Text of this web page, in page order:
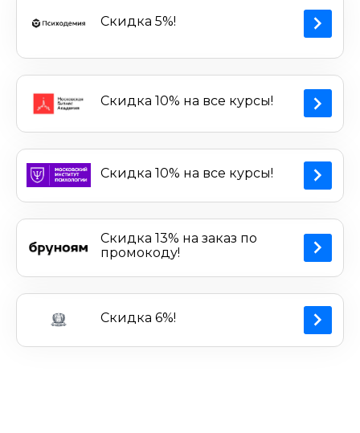
Скидка 5%!
Скидка 10% на все курсы!
Скидка 10% на все курсы!
Скидка 13% на заказ по
промокоду!
Скидка 6%!